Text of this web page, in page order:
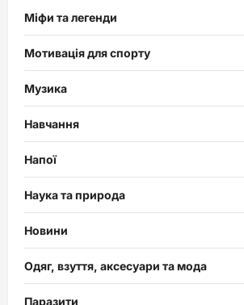
Міфи та легенди
Мотивація для спорту
Музика
Навчання
Напої
Наука та природа
Новини
Одяг, взуття, аксесуари та мода
Паразити